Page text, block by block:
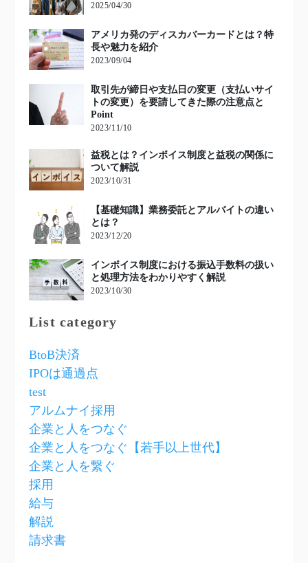
2025/04/30
アメリカ発のディスカバーカードとは？特
長や魅力を紹介
2023/09/04
取引先が締日や支払日の変更（支払いサイ
トの変更）を要請してきた際の注意点と
Point
2023/11/10
益税とは？インボイス制度と益税の関係に
ついて解説
2023/10/31
【基礎知識】業務委託とアルバイトの違い
とは？
2023/12/20
インボイス制度における振込手数料の扱い
と処理方法をわかりやすく解説
2023/10/30
List category
BtoB決済
IPOは通過点
test
アルムナイ採用
企業と人をつなぐ
企業と人をつなぐ【若手以上世代】
企業と人を繋ぐ
採用
給与
解説
請求書